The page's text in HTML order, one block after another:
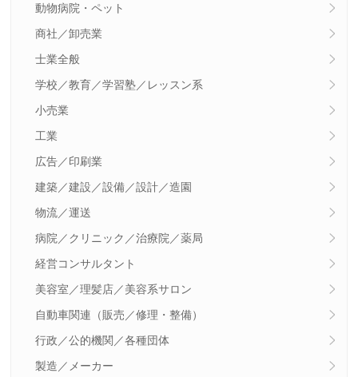
動物病院・ペット
商社／卸売業
士業全般
学校／教育／学習塾／レッスン系
小売業
工業
広告／印刷業
建築／建設／設備／設計／造園
物流／運送
病院／クリニック／治療院／薬局
経営コンサルタント
美容室／理髪店／美容系サロン
自動車関連（販売／修理・整備）
行政／公的機関／各種団体
製造／メーカー